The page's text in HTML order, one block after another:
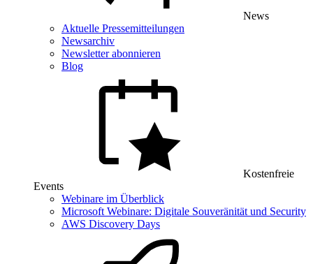
News
Aktuelle Pressemitteilungen
Newsarchiv
Newsletter abonnieren
Blog
Kostenfreie
Events
Webinare im Überblick
Microsoft Webinare: Digitale Souveränität und Security
AWS Discovery Days